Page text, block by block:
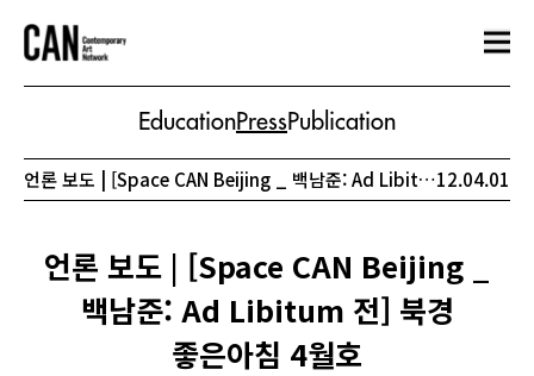
EducationPressPublication
언론 보도 | [Space CAN Beijing _ 백남준: Ad Libitum 전] 북경 좋은아침 4월호12.04.01
언론 보도 | [Space CAN Beijing _
백남준: Ad Libitum 전] 북경
좋은아침 4월호